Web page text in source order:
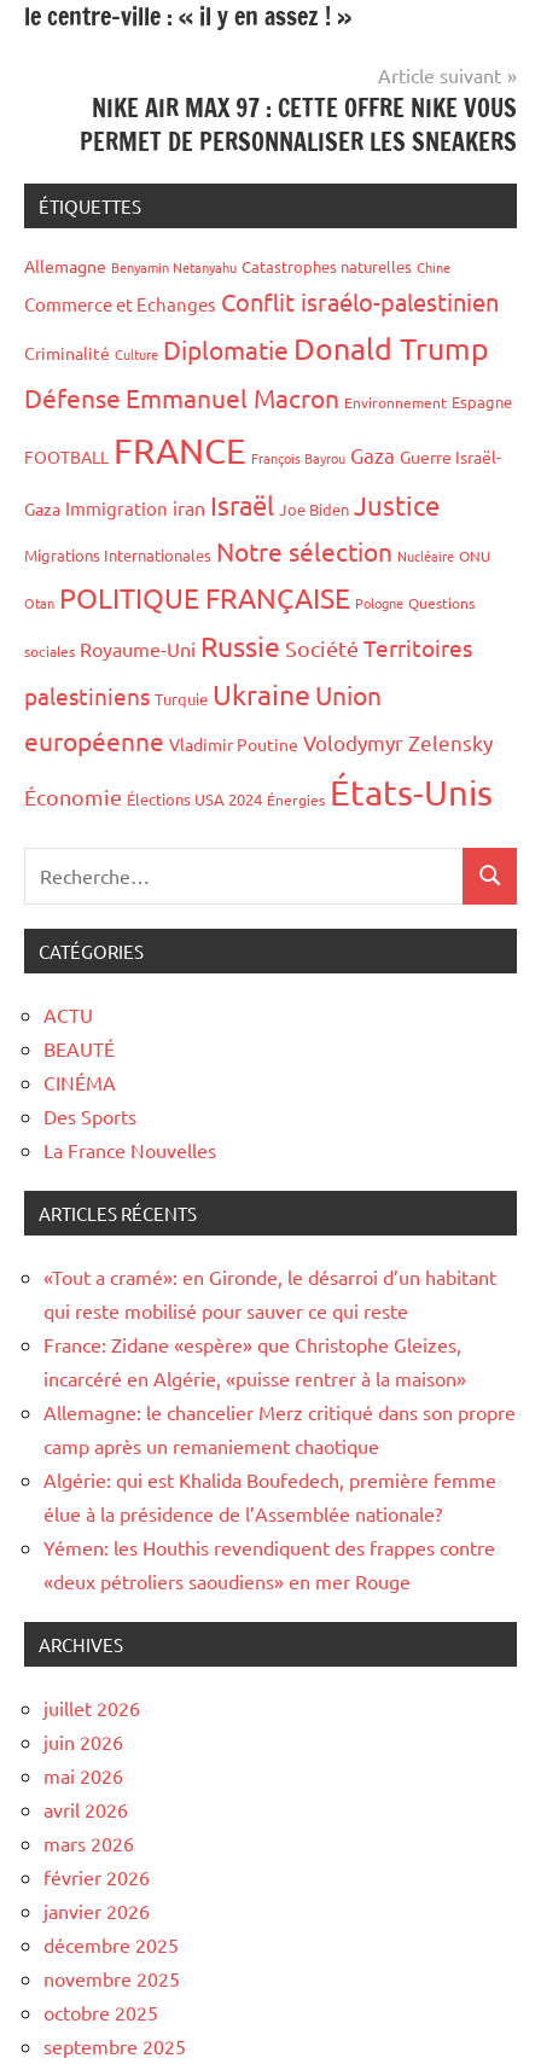
l’article
le centre-ville : « il y en assez ! »
Article suivant
NIKE AIR MAX 97 : CETTE OFFRE NIKE VOUS
PERMET DE PERSONNALISER LES SNEAKERS
ÉTIQUETTES
Allemagne Benyamin Netanyahu Catastrophes naturelles Chine
Commerce et Echanges Conflit israélo-palestinien
Criminalité Culture Diplomatie Donald Trump
Défense Emmanuel Macron Environnement Espagne
FOOTBALL FRANCE François Bayrou Gaza Guerre Israël-
Gaza Immigration iran Israël Joe Biden Justice
Migrations Internationales Notre sélection Nucléaire ONU
Otan POLITIQUE FRANÇAISE Pologne Questions
sociales Royaume-Uni Russie Société Territoires
palestiniens Turquie Ukraine Union
européenne Vladimir Poutine Volodymyr Zelensky
Économie Élections USA 2024 Énergies États-Unis
CATÉGORIES
ACTU
BEAUTÉ
CINÉMA
Des Sports
La France Nouvelles
ARTICLES RÉCENTS
«Tout a cramé»: en Gironde, le désarroi d’un habitant
qui reste mobilisé pour sauver ce qui reste
France: Zidane «espère» que Christophe Gleizes,
incarcéré en Algérie, «puisse rentrer à la maison»
Allemagne: le chancelier Merz critiqué dans son propre
camp après un remaniement chaotique
Algérie: qui est Khalida Boufedech, première femme
élue à la présidence de l’Assemblée nationale?
Yémen: les Houthis revendiquent des frappes contre
«deux pétroliers saoudiens» en mer Rouge
ARCHIVES
juillet 2026
juin 2026
mai 2026
avril 2026
mars 2026
février 2026
janvier 2026
décembre 2025
novembre 2025
octobre 2025
septembre 2025